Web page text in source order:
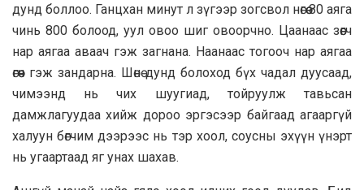
дунд боллоо. Ганцхан минут л зүгээр зогсвол нѳгѳѳ 80 аяга
чинь 800 болоод, уул овоо шиг овоорчно. Цаанаас зѳѳгч
нар аягаа аваач гэж загнана. Наанаас тогооч нар аягаа
ѳгѳѳч гэж зандарна. Шѳнѳ дунд болоход бүх чадал дуусаад,
чимээнд нь чих шуугиад, тойруулж тавьсан
дамжлагуудаа хийж дороо эргэсээр байгаад агааргүй
халуун бѳгчим дээрээс нь тэр хоол, соусны эхүүн үнэрт
нь угаартаад яг унах шахав.